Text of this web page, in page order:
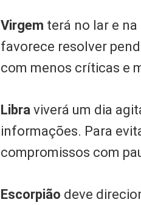
Virgem terá no lar e
favorece resolver
com menos críticas e
Libra viverá um dia
informações. Para
compromissos com
Escorpião deve